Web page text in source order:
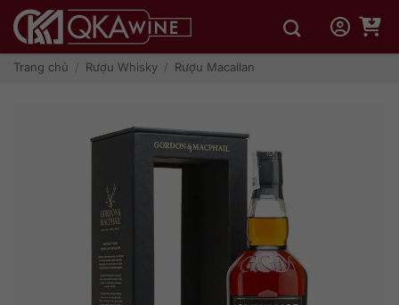
qua
dungTrang chủ / Rượu Whisky / Rượu Macallan